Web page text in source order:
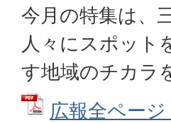
今月の特集は、
人々にスポット
す地域のチカラ
広報全ペー